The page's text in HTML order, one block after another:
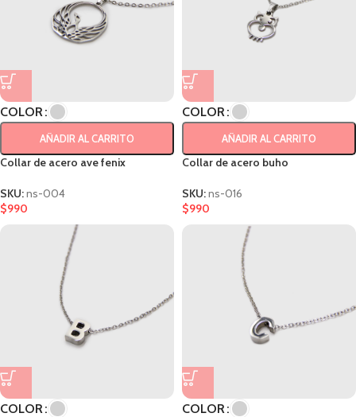
COLOR
AÑADIR AL CARRITO
Collar de acero ave fenix
SKU:ns-004
$990
COLOR
AÑADIR AL CARRITO
Collar de acero buho
SKU:ns-016
$990
COLOR COLOR